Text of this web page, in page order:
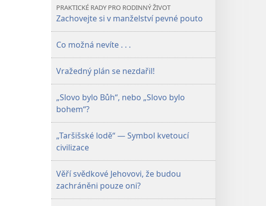
PRAKTICKÉ RADY PRO RODINNÝ ŽIVOT
Zachovejte si v manželství pevné pouto
Co možná nevíte . . .
Vražedný plán se nezdařil!
„Slovo bylo Bůh“, nebo „Slovo bylo
bohem“?
„Taršišské lodě“ — Symbol kvetoucí
civilizace
Věří svědkové Jehovovi, že budou
zachráněni pouze oni?